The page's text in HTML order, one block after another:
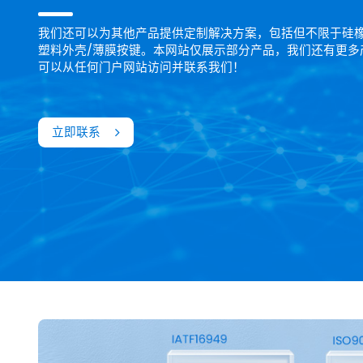
我们还可以为其他产品提供定制解决方案，包括但不限于硅
塑料外壳/薄膜按键。本网站仅展示部分产品，我们还有更
可以从任何门户网站访问并联系我们！
立即联系